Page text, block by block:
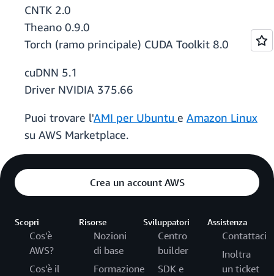
CNTK 2.0
Theano 0.9.0
Torch (ramo principale) CUDA Toolkit 8.0
cuDNN 5.1
Driver NVIDIA 375.66
Puoi trovare l'AMI per Ubuntu e Amazon Linux
su AWS Marketplace.
Crea un account AWS
Scopri
Cos'è
AWS?
Cos'è il
Risorse
Nozioni
di base
Formazione
Sviluppatori
Centro
builder
SDK e
Assistenza
Contattaci
Inoltra
un ticket